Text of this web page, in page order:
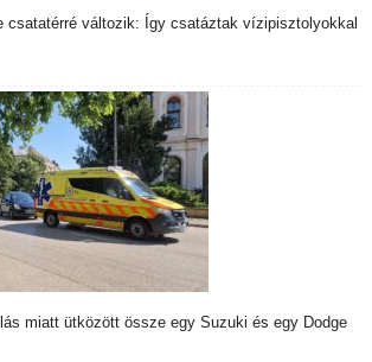
csatatérré változik: Így csatáztak vízipisztolyokkal
miatt ütközött össze egy Suzuki és egy Dodge